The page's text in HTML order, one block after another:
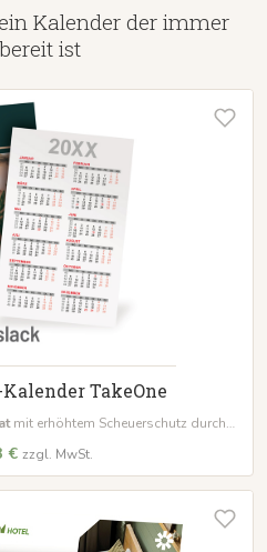
Kalender der immer
ist
TakeOne
mit erhöhtem Scheuerschutz durch
€ zzgl. MwSt.